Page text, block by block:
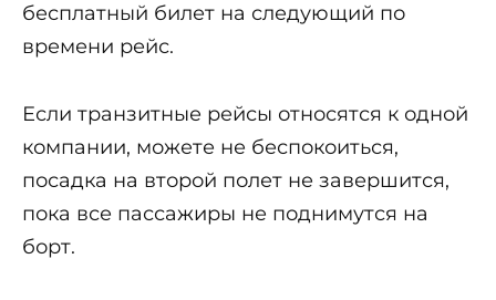
бесплатный билет на следующий по
времени рейс.
Если транзитные рейсы относятся к одной
компании, можете не беспокоиться,
посадка на второй полет не завершится,
пока все пассажиры не поднимутся на
борт.